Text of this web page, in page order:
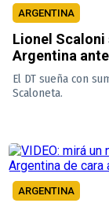
ARGENTINA
Lionel Scaloni
Argentina
El DT sueña con
Scaloneta.
ARGENTINA